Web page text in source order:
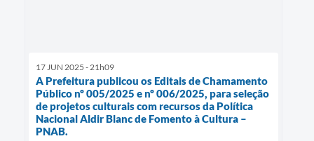
17 JUN 2025 - 21h09
A Prefeitura publicou os Editais de Chamamento
Público nº 005/2025 e nº 006/2025, para seleção
de projetos culturais com recursos da Política
Nacional Aldir Blanc de Fomento à Cultura –
PNAB.